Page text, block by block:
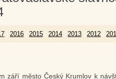
2016 2015 2014 2013 2012
září město Český Krumlov k